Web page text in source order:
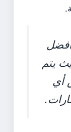
يتم
أي